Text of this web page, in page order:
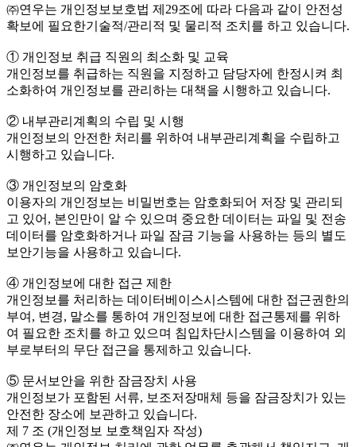
㈜연우는 개인정보보호법 제29조에 따라 다음과 같이 안전성
확보에 필요한기술적/관리적 및 물리적 조치를 하고 있습니다.
① 개인정보 취급 직원의 최소화 및 교육
개인정보를 취급하는 직원을 지정하고 담당자에 한정시켜 최
소화하여 개인정보를 관리하는 대책을 시행하고 있습니다.
② 내부관리계획의 수립 및 시행
개인정보의 안전한 처리를 위하여 내부관리계획을 수립하고
시행하고 있습니다.
③ 개인정보의 암호화
이용자의 개인정보는 비밀번호는 암호화되어 저장 및 관리되
고 있어, 본인만이 알 수 있으며 중요한 데이터는 파일 및 전송
데이터를 암호화하거나 파일 잠금 기능을 사용하는 등의 별도
보안기능을 사용하고 있습니다.
④ 개인정보에 대한 접근 제한
개인정보를 처리하는 데이터베이스시스템에 대한 접근권한의
부여, 변경, 말소를 통하여 개인정보에 대한 접근통제를 위하
여 필요한 조치를 하고 있으며 침입차단시스템을 이용하여 외
부로부터의 무단 접근을 통제하고 있습니다.
⑤ 문서보안을 위한 잠금장치 사용
개인정보가 포함된 서류, 보조저장매체 등을 잠금장치가 있는
안전한 장소에 보관하고 있습니다.
제 7 조 (개인정보 보호책임자 작성)